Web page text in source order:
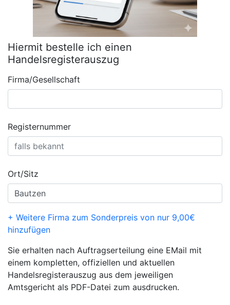
Hiermit bestelle ich einen
Handelsregisterauszug
Firma/Gesellschaft
Registernummer
Ort/Sitz
+ Weitere Firma zum Sonderpreis von nur 9,00€
hinzufügen
Sie erhalten nach Auftragserteilung eine EMail mit
einem kompletten, offiziellen und aktuellen
Handelsregisterauszug aus dem jeweiligen
Amtsgericht als PDF-Datei zum ausdrucken.